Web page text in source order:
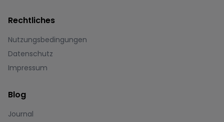
Rechtliches
Nutzungsbedingungen
Datenschutz
Impressum
Blog
Journal